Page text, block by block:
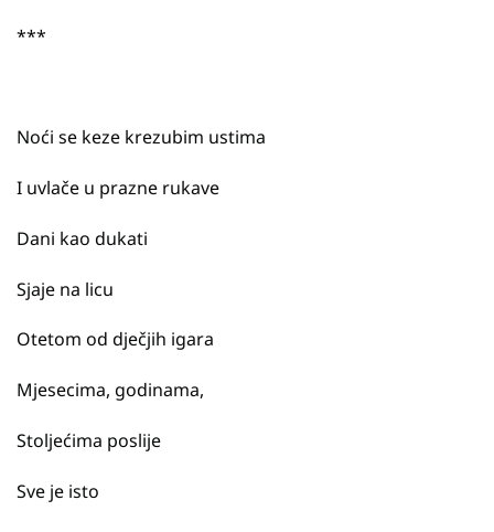
***
Noći se keze krezubim ustima
I uvlače u prazne rukave
Dani kao dukati
Sjaje na licu
Otetom od dječjih igara
Mjesecima, godinama,
Stoljećima poslije
Sve je isto